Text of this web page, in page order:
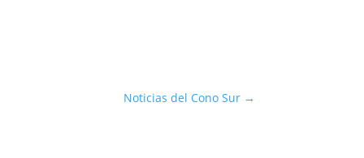
Noticias del Cono Sur→